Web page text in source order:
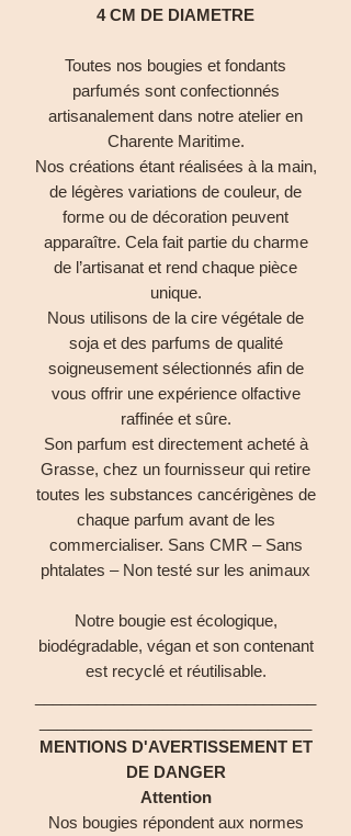
4 CM DE DIAMETRE
Toutes nos bougies et fondants
parfumés sont confectionnés
artisanalement dans notre atelier en
Charente Maritime.
Nos créations étant réalisées à la main,
de légères variations de couleur, de
forme ou de décoration peuvent
apparaître. Cela fait partie du charme
de l’artisanat et rend chaque pièce
unique.
Nous utilisons de la cire végétale de
soja et des parfums de qualité
soigneusement sélectionnés afin de
vous offrir une expérience olfactive
raffinée et sûre.
Son parfum est directement acheté à
Grasse, chez un fournisseur qui retire
toutes les substances cancérigènes de
chaque parfum avant de les
commercialiser. Sans CMR – Sans
phtalates – Non testé sur les animaux
Notre bougie est écologique,
biodégradable, végan et son contenant
est recyclé et réutilisable.
MENTIONS D'AVERTISSEMENT ET
DE DANGER
Attention
Nos bougies répondent aux normes